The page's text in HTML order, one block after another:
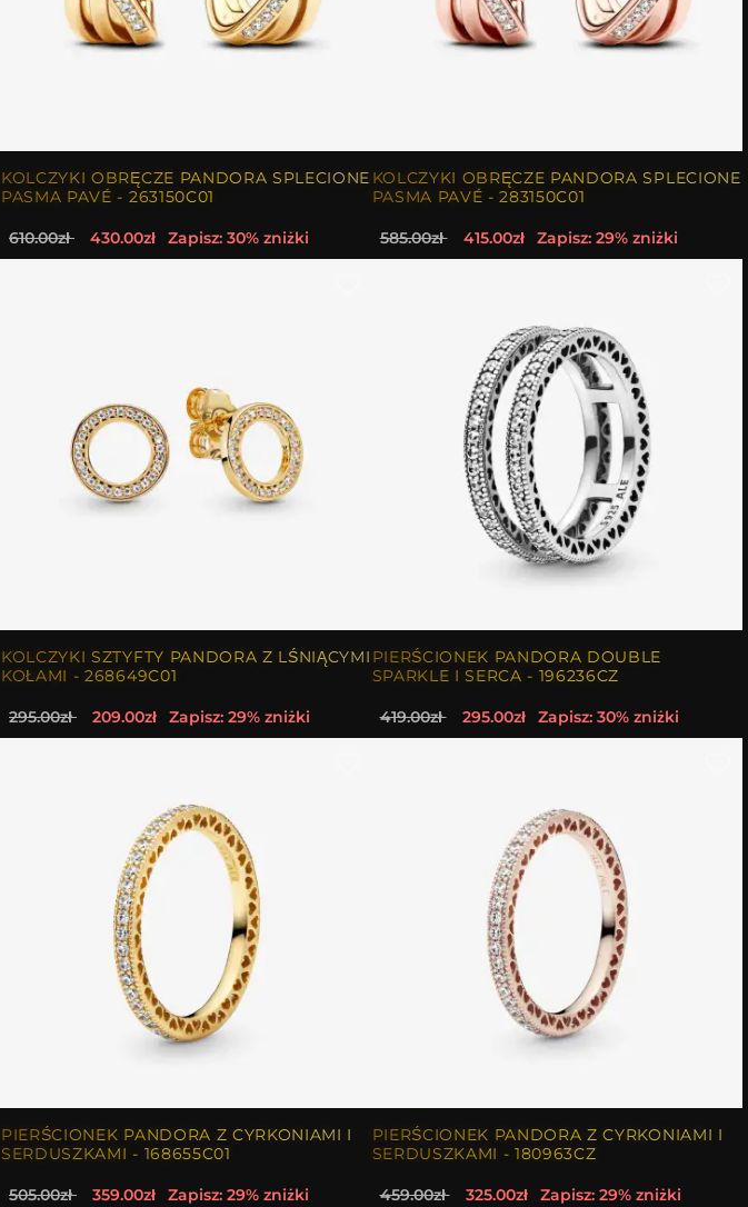
KOLCZYKI OBRĘCZE PANDORA SPLECIONE
PASMA PAVÉ - 263150C01
610.00zł 430.00zł Zapisz: 30% zniżki
KOLCZYKI OBRĘCZE PANDORA SPLECIONE
PASMA PAVÉ - 283150C01
585.00zł 415.00zł Zapisz: 29% zniżki
KOLCZYKI SZTYFTY PANDORA Z LŚNIĄCYMI
KOŁAMI - 268649C01
295.00zł 209.00zł Zapisz: 29% zniżki
PIERŚCIONEK PANDORA DOUBLE
SPARKLE I SERCA - 196236CZ
419.00zł 295.00zł Zapisz: 30% zniżki
PIERŚCIONEK PANDORA Z CYRKONIAMI I
SERDUSZKAMI - 168655C01
505.00zł 359.00zł Zapisz: 29% zniżki
PIERŚCIONEK PANDORA Z CYRKONIAMI I
SERDUSZKAMI - 180963CZ
459.00zł 325.00zł Zapisz: 29% zniżki